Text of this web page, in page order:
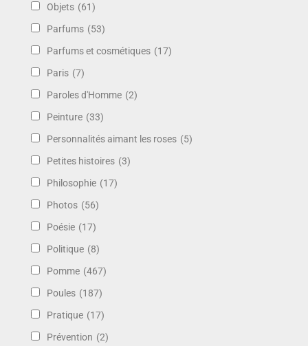
Objets (61)
Parfums (53)
Parfums et cosmétiques (17)
Paris (7)
Paroles d'Homme (2)
Peinture (33)
Personnalités aimant les roses (5)
Petites histoires (3)
Philosophie (17)
Photos (56)
Poésie (17)
Politique (8)
Pomme (467)
Poules (187)
Pratique (17)
Prévention (2)